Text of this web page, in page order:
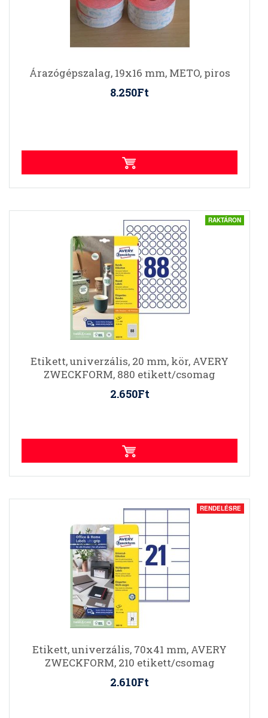
Árazógépszalag, 19x16 mm, METO, piros
8.250Ft
RAKTÁRON
Etikett, univerzális, 20 mm, kör, AVERY
ZWECKFORM, 880 etikett/csomag
2.650Ft
RENDELÉSRE
Etikett, univerzális, 70x41 mm, AVERY
ZWECKFORM, 210 etikett/csomag
2.610Ft